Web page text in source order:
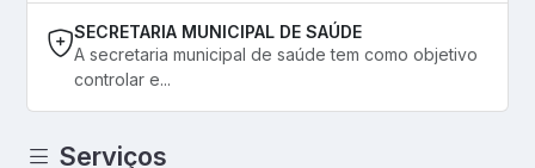
SECRETARIA MUNICIPAL DE SAÚDE
A secretaria municipal de saúde tem como objetivo
controlar e...
Serviços